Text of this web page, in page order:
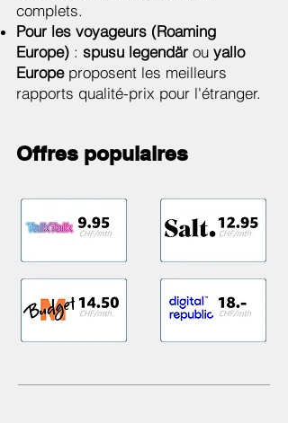
complets.
Pour les voyageurs (Roaming
Europe) : spusu legendär ou yallo
Europe proposent les meilleurs
rapports qualité-prix pour l'étranger.
Offres populaires